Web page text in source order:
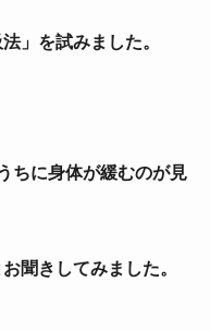
」を試みました。
ちに身体が緩むのが見
聞きしてみました。